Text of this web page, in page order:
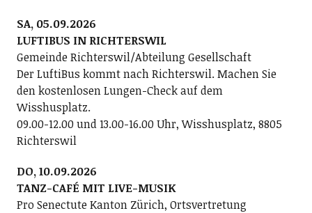
SA, 05.09.2026
LUFTIBUS IN RICHTERSWIL
Gemeinde Richterswil/Abteilung Gesellschaft
Der LuftiBus kommt nach Richterswil. Machen Sie
den kostenlosen Lungen-Check auf dem
Wisshusplatz.
09.00-12.00 und 13.00-16.00 Uhr, Wisshusplatz, 8805
Richterswil
DO, 10.09.2026
TANZ-CAFÉ MIT LIVE-MUSIK
Pro Senectute Kanton Zürich, Ortsvertretung